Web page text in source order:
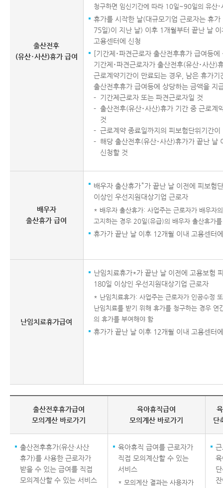
출산전후
(유산･사산)휴가 급여
청구하면 임신기간에 따라 10일~90일의 유산･
휴가를 시작한 날(대규모기업 근로자는 휴
75일)이 지난 날) 이후 1개월부터 끝난 날
고용센터에 신청
[기간제･파견근로자 출산전후휴가 급여등
기간제･파견근로자가 출산전후(유산･사산)
근로계약기간이 만료되는 경우, 남은 휴가기
출산전후휴가 급여등에 상당하는 금액을 지
기간제근로자 또는 파견근로자일 것
출산전후(유산･사산)휴가 기간 중 근로계
것
근로계약 종료일까지의 피보험단위기간
해당 출산전후(유산･사산)휴가가 끝난 날
신청할 것
배우자
출산휴가 급여
배우자 출산휴가*가 끝난 날 이전에 피보험
이상인 우선지원대상기업 근로자
* 배우자 출산휴가: 사업주는 근로자가 배우자
고지하는 경우 20일(유급)의 배우자 출산휴가
휴가가 끝난 날 이후 12개월 이내 고용센터
난임치료휴가급여
난임치료휴가*가 끝난 날 이전에 고용보험
180일 이상인 우선지원대상기업 근로자
* 난임치료휴가: 사업주는 근로자가 인공수정
난임치료를 받기 위해 휴가를 청구하는 경우
의 휴가를 부여해야 함
휴가가 끝난 날 이후 12개월 이내 고용센터
출산전후휴가급여
모의계산 바로가기
육아휴직급여
모의계산 바로가기
단
출산전후휴가(유산·사산
휴가)를 사용한 근로자가
받을 수 있는 급여를 직접
모의계산할 수 있는 서비스
육아휴직 급여를 근로자가
직접 모의계산할 수 있는
서비스
* 모의계산 결과는 사용자가